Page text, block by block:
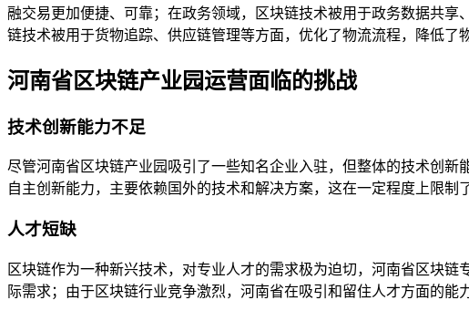
融交易更加便捷、可靠；在政务领域，区块链技术被用于政务数据共
链技术被用于货物追踪、供应链管理等方面，优化了物流流程，降低了
河南省区块链产业园运营面临的挑战
技术创新能力不足
尽管河南省区块链产业园吸引了一些知名企业入驻，但整体的技术创
自主创新能力，主要依赖国外的技术和解决方案，这在一定程度上限制
人才短缺
区块链作为一种新兴技术，对专业人才的需求极为迫切，河南省区块
际需求；由于区块链行业竞争激烈，河南省在吸引和留住人才方面的